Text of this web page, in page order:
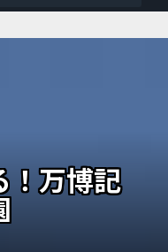
！万博記